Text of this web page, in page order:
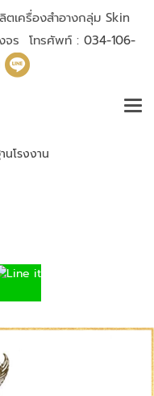
ตเครื่องสำอางกลุ่ม Skin
จร โทรศัพท์ : 034-106-
นโรงงาน